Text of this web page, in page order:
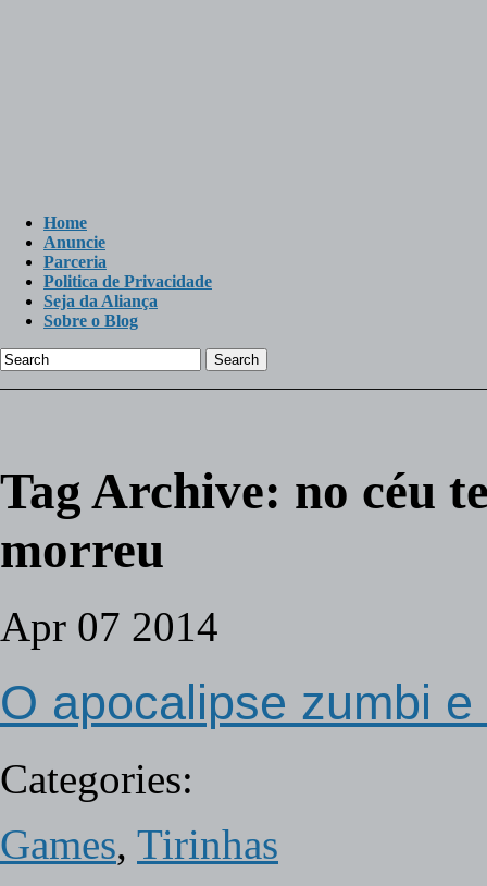
Home
Anuncie
Parceria
Politica de Privacidade
Seja da Aliança
Sobre o Blog
Search
Tag Archive: no céu
morreu
Apr 07 2014
O apocalipse zumbi
Categories:
Games, Tirinhas